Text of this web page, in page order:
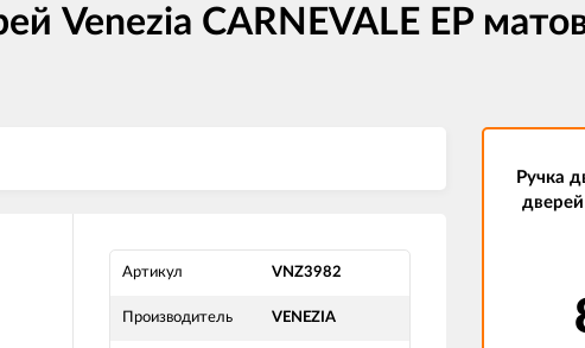
Venezia CARNEVALE EP
Артикул VNZ3982
Производитель VENEZIA
Ручка
дверей